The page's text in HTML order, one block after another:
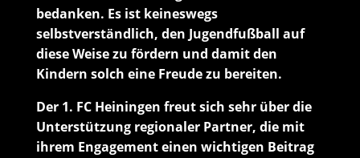
bedanken. Es ist keineswegs
selbstverständlich, den Jugendfußball auf
diese Weise zu fördern und damit den
Kindern solch eine Freude zu bereiten.
Der 1. FC Heiningen freut sich sehr über die
Unterstützung regionaler Partner, die mit
ihrem Engagement einen wichtigen Beitrag